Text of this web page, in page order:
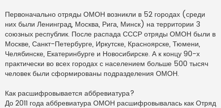
Первоначально отряды ОМОН возникли в 52 городах (среди
них были Ленинград, Москва, Рига, Минск) на территории 3
союзных республик. После распада СССР отряды ОМОН были в
Москве, Санкт-Петербурге, Иркутске, Красноярске, Тюмени,
Челябинске, Екатеринбурге и Новосибирске. А к концу 90-х
практически во всех городах с населением больше 500 тысяч
человек были сформированы подразделения ОМОН.
Как расшифровывается аббревиатура?
До 2011 года аббревиатура ОМОН расшифровывалась как Отряд